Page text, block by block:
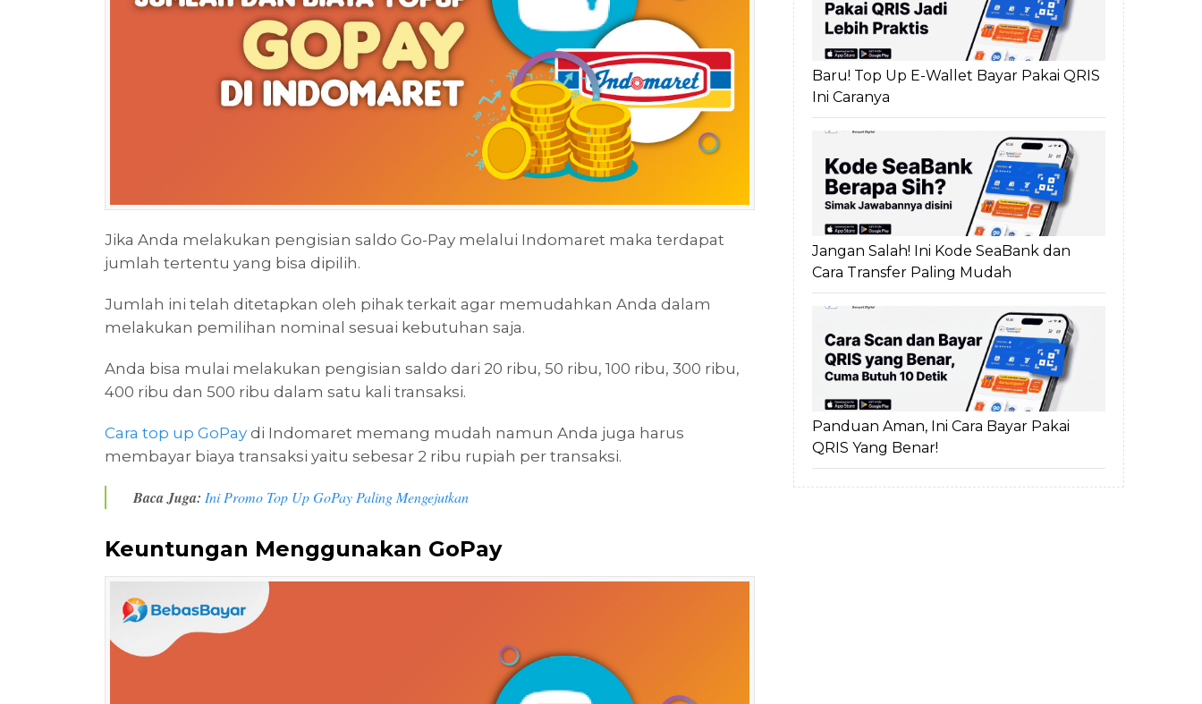
Jika Anda melakukan pengisian saldo Go-Pay melalui Indomaret maka terdapat
jumlah tertentu yang bisa dipilih.
Jumlah ini telah ditetapkan oleh pihak terkait agar memudahkan Anda dalam
melakukan pemilihan nominal sesuai kebutuhan saja.
Anda bisa mulai melakukan pengisian saldo dari 20 ribu, 50 ribu, 100 ribu, 300 ribu,
400 ribu dan 500 ribu dalam satu kali transaksi.
Cara top up GoPay di Indomaret memang mudah namun Anda juga harus
membayar biaya transaksi yaitu sebesar 2 ribu rupiah per transaksi.
Baca Juga: Ini Promo Top Up GoPay Paling Mengejutkan
Keuntungan Menggunakan GoPay
Baru! Top Up E-Wallet Bayar Pakai QRIS
Ini Caranya
Jangan Salah! Ini Kode SeaBank dan
Cara Transfer Paling Mudah
Panduan Aman, Ini Cara Bayar Pakai
QRIS Yang Benar!